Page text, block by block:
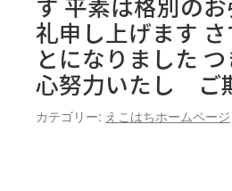
ッ
プ
礼申し上げます
とになりました
心努力いたし ご
カテゴリー: えこはちホームページ